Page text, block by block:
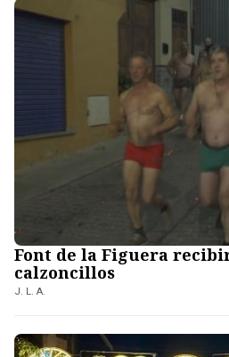
Font de la Figuera
calzoncillos
J. L. A.